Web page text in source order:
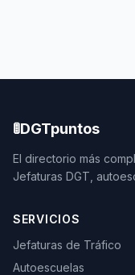
🚦DGTpuntos
El directorio más
Jefaturas DGT,
SERVICIOS
Jefaturas de Tráfico
Autoescuelas